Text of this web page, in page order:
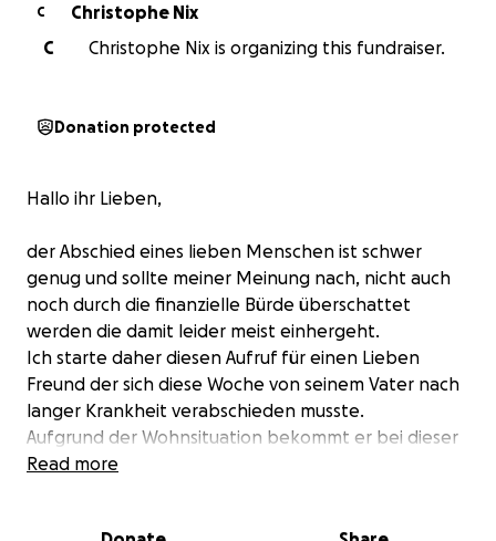
C
Christophe Nix
C
Christophe Nix is organizing this fundraiser.
Donation protected
Hallo ihr Lieben,
der Abschied eines lieben Menschen ist schwer
genug und sollte meiner Meinung nach, nicht auch
noch durch die finanzielle Bürde überschattet
werden die damit leider meist einhergeht.
Ich starte daher diesen Aufruf für einen Lieben
Freund der sich diese Woche von seinem Vater nach
langer Krankheit verabschieden musste.
Aufgrund der Wohnsituation bekommt er bei dieser
zusätzlichen Last keinerlei Unterstützung von
Read more